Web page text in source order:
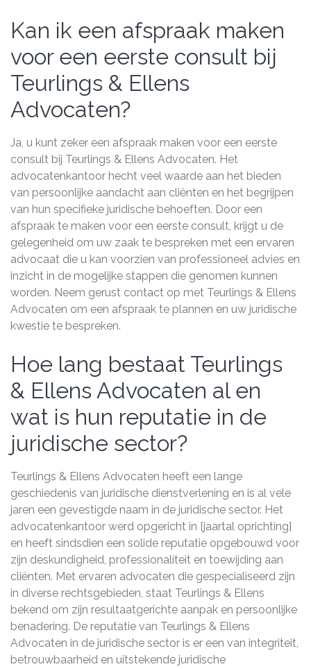
Kan ik een afspraak maken
voor een eerste consult bij
Teurlings & Ellens
Advocaten?
Ja, u kunt zeker een afspraak maken voor een eerste
consult bij Teurlings & Ellens Advocaten. Het
advocatenkantoor hecht veel waarde aan het bieden
van persoonlijke aandacht aan cliënten en het begrijpen
van hun specifieke juridische behoeften. Door een
afspraak te maken voor een eerste consult, krijgt u de
gelegenheid om uw zaak te bespreken met een ervaren
advocaat die u kan voorzien van professioneel advies en
inzicht in de mogelijke stappen die genomen kunnen
worden. Neem gerust contact op met Teurlings & Ellens
Advocaten om een afspraak te plannen en uw juridische
kwestie te bespreken.
Hoe lang bestaat Teurlings
& Ellens Advocaten al en
wat is hun reputatie in de
juridische sector?
Teurlings & Ellens Advocaten heeft een lange
geschiedenis van juridische dienstverlening en is al vele
jaren een gevestigde naam in de juridische sector. Het
advocatenkantoor werd opgericht in [jaartal oprichting]
en heeft sindsdien een solide reputatie opgebouwd voor
zijn deskundigheid, professionaliteit en toewijding aan
cliënten. Met ervaren advocaten die gespecialiseerd zijn
in diverse rechtsgebieden, staat Teurlings & Ellens
bekend om zijn resultaatgerichte aanpak en persoonlijke
benadering. De reputatie van Teurlings & Ellens
Advocaten in de juridische sector is er een van integriteit,
betrouwbaarheid en uitstekende juridische